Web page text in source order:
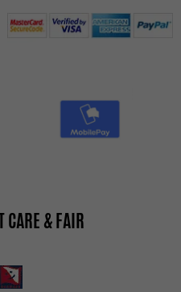
CARE & FAIR